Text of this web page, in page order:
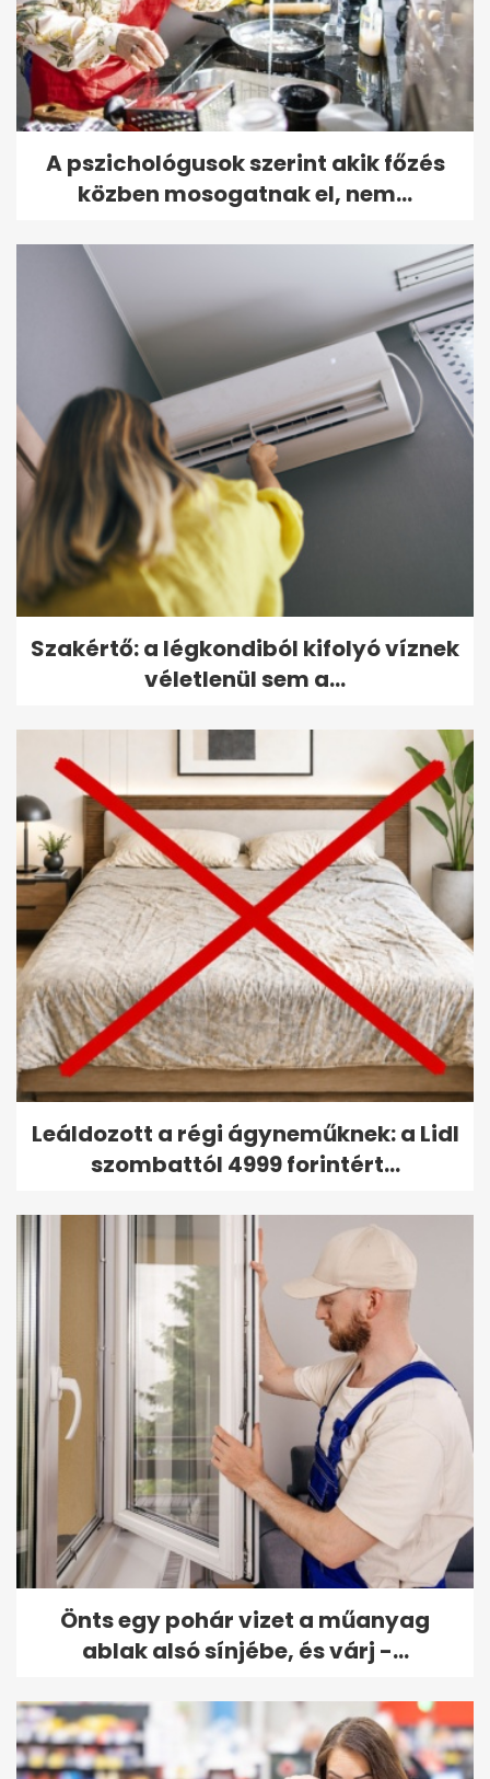
A pszichológusok szerint akik főzés
közben mosogatnak el, nem...
Szakértő: a légkondiból kifolyó víznek
véletlenül sem a...
Leáldozott a régi ágyneműknek: a Lidl
szombattól 4999 forintért...
Önts egy pohár vizet a műanyag
ablak alsó sínjébe, és várj -...